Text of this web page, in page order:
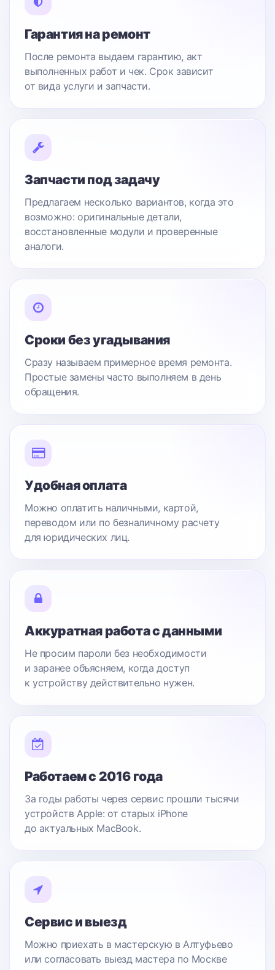
Гарантия на ремонт
После ремонта выдаем гарантию, акт
выполненных работ и чек. Срок зависит
от вида услуги и запчасти.
Запчасти под задачу
Предлагаем несколько вариантов, когда это
возможно: оригинальные детали,
восстановленные модули и проверенные
аналоги.
Сроки без угадывания
Сразу называем примерное время ремонта.
Простые замены часто выполняем в день
обращения.
Удобная оплата
Можно оплатить наличными, картой,
переводом или по безналичному расчету
для юридических лиц.
Аккуратная работа с данными
Не просим пароли без необходимости
и заранее объясняем, когда доступ
к устройству действительно нужен.
Работаем с 2016 года
За годы работы через сервис прошли тысячи
устройств Apple: от старых iPhone
до актуальных MacBook.
Сервис и выезд
Можно приехать в мастерскую в Алтуфьево
или согласовать выезд мастера по Москве